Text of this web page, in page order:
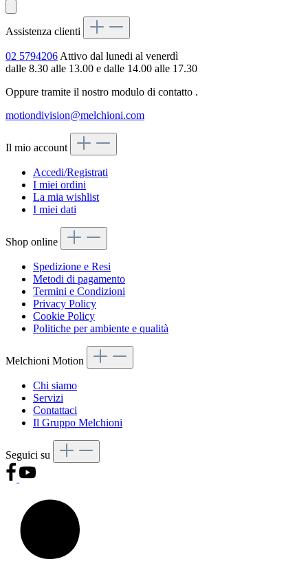
Assistenza clienti
02 5794206Attivo dal lunedi al venerdì
dalle 8.30 alle 13.00 e dalle 14.00 alle 17.30
Oppure tramite il nostro modulo di contatto .
motiondivision@melchioni.com
Il mio account
Accedi/Registrati
I miei ordini
La mia wishlist
I miei dati
Shop online
Spedizione e Resi
Metodi di pagamento
Termini e Condizioni
Privacy Policy
Cookie Policy
Politiche per ambiente e qualità
Melchioni Motion
Chi siamo
Servizi
Contattaci
Il Gruppo Melchioni
Seguici su